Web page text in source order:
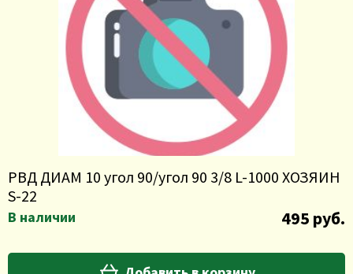
РВД ДИАМ 10 угол 90/угол 90 3/8 L-1000 ХОЗЯИН
S-22
В наличии 495 руб.